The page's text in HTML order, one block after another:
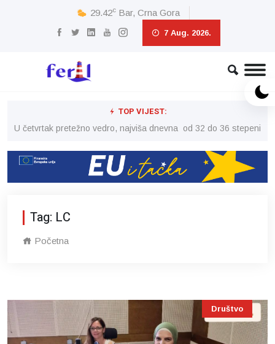
29.42c Bar, Crna Gora
7 Aug. 2026.
TOP VIJEST:
U četvrtak pretežno vedro, najviša dnevna od 32 do 36 stepeni
Tag: LC
Početna
Društvo